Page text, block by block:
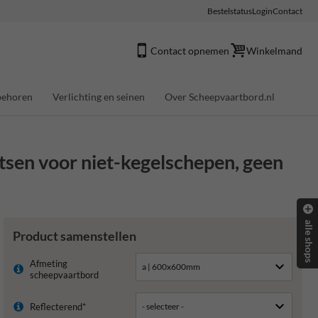
BestelstatusLoginContact
Contact opnemen Winkelmand
Verlichting en seinen Over Scheepvaartbord.nl
voor niet-kegelschepen, geen
Product samenstellen
Afmeting
scheepvaartbord
Reflecterend*
alle shops